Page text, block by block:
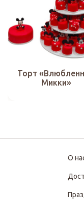
Торт
Микки»
О